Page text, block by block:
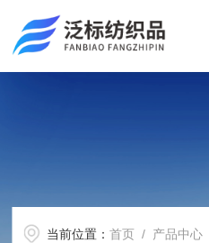
当前位置：首页 / 产品中心